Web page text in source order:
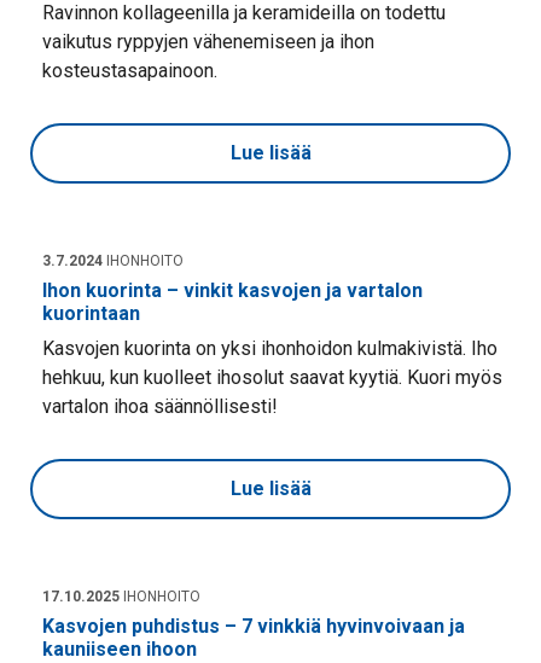
Ravinnon kollageenilla ja keramideilla on todettu
vaikutus ryppyjen vähenemiseen ja ihon
kosteustasapainoon.
Lue lisää
3.7.2024 IHONHOITO
Ihon kuorinta – vinkit kasvojen ja vartalon
kuorintaan
Kasvojen kuorinta on yksi ihonhoidon kulmakivistä. Iho
hehkuu, kun kuolleet ihosolut saavat kyytiä. Kuori myös
vartalon ihoa säännöllisesti!
Lue lisää
17.10.2025 IHONHOITO
Kasvojen puhdistus – 7 vinkkiä hyvinvoivaan ja
kauniiseen ihoon